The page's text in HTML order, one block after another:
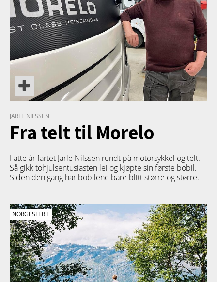
JARLE NILSSEN
Fra telt til Morelo
I åtte år fartet Jarle Nilssen rundt på motorsykkel og telt.
Så gikk tohjulsentusiasten lei og kjøpte sin første bobil.
Siden den gang har bobilene bare blitt større og større.
NORGESFERIE